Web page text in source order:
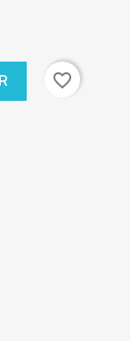
favorite_border